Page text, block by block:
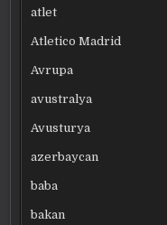
atlet
Atletico Madrid
Avrupa
avustralya
Avusturya
azerbaycan
baba
bakan